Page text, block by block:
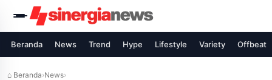
Beranda News Trend Hype Lifestyle Variety Offbeat
⌂ Beranda›News›